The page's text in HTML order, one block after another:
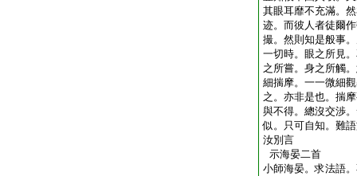
其眼耳靡不充滿。
迹。而彼人者徒爾
撮。然則知是般事
一切時。眼之所見
之所嘗。身之所觸
細揣摩。一一微細
之。亦非是也。揣
與不得。總沒交渉
似。只可自知。難
汝別言
示海晏二首
小師海晏。求法語